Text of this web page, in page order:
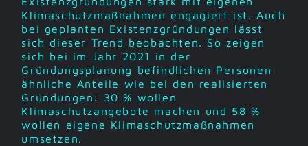
Klimaschutzmaßnahmen engagiert ist. Auch
bei geplanten Existenzgründungen lässt
sich dieser Trend beobachten. So zeigen
sich bei im Jahr 2021 in der
Gründungsplanung befindlichen Personen
ähnliche Anteile wie bei den realisierten
Gründungen: 30 % wollen
Klimaschutzangebote machen und 58 %
wollen eigene Klimaschutzmaßnahmen
umsetzen.